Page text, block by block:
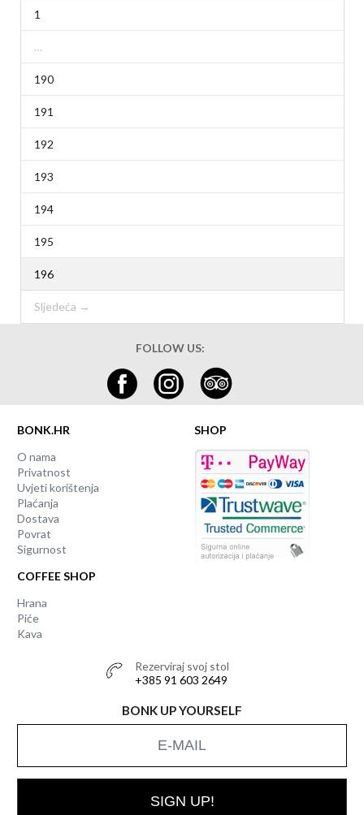
1
…
190
191
192
193
194
195
196
Sljedeća →
FOLLOW US:
BONK.HR
O nama
Privatnost
Uvjeti korištenja
Plaćanja
Dostava
Povrat
Sigurnost
COFFEE SHOP
Hrana
Piće
Kava
SHOP
Rezerviraj svoj stol
+385 91 603 2649
BONK UP YOURSELF
SIGN UP!